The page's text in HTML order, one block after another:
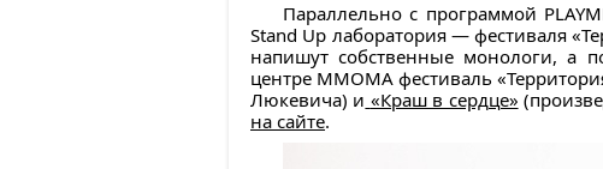
Параллельно с программой
Stand Up лаборатория — фестиваля
напишут собственные монологи, а
центре ММОМА фестиваль
Люкевича) и «Краш в сердце»
на сайте.